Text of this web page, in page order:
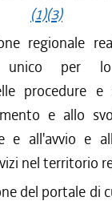
(1)(3)
regionale
unico per lo
procedure e
e allo
e all'avvio e
nel territorio
del portale di